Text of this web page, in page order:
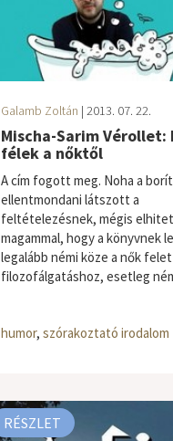
Galamb Zoltán | 2013. 07. 22.
Mischa-Sarim Vérollet:
félek a nőktől
A cím fogott meg. Noha a
ellentmondani látszott a
feltételezésnek, mégis
magammal, hogy a könyvnek
legalább némi köze a nők
filozofálgatáshoz, esetleg
humor, szórakoztató irodalom
RÉSZLET